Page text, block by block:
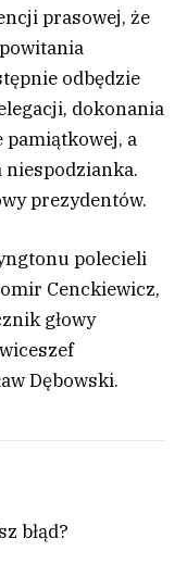
prasowej, że
odbędzie
dokonania
pamiątkowej, a
niespodzianka.
prezydentów.
polecieli
Cenckiewicz,
głowy
Dębowski.
błąd?